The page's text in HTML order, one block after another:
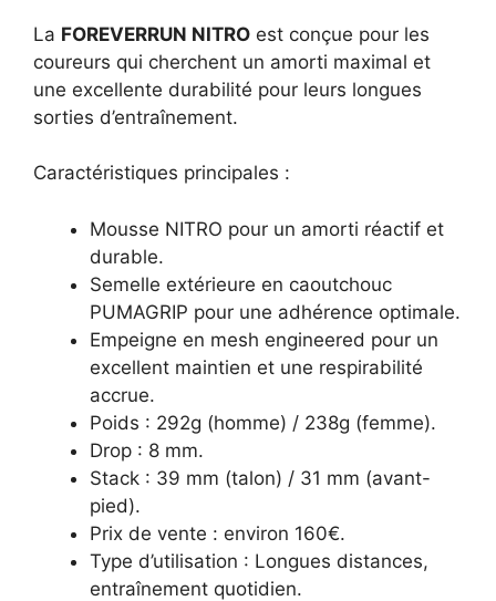
La FOREVERRUN NITRO est conçue pour les
coureurs qui cherchent un amorti maximal et
une excellente durabilité pour leurs longues
sorties d’entraînement.
Caractéristiques principales :
Mousse NITRO pour un amorti réactif et
durable.
Semelle extérieure en caoutchouc
PUMAGRIP pour une adhérence optimale.
Empeigne en mesh engineered pour un
excellent maintien et une respirabilité
accrue.
Poids : 292g (homme) / 238g (femme).
Drop : 8 mm.
Stack : 39 mm (talon) / 31 mm (avant-
pied).
Prix de vente : environ 160€.
Type d’utilisation : Longues distances,
entraînement quotidien.